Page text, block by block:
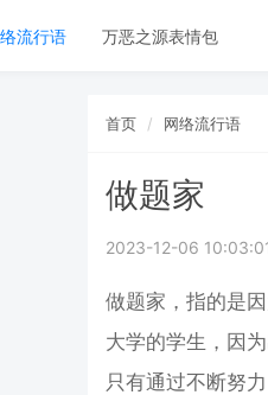
流行语 万恶之源表情包
首页 网络流行语
做题家
2023-12-06
做题家，指的是
大学的学生，因
只有通过不断努